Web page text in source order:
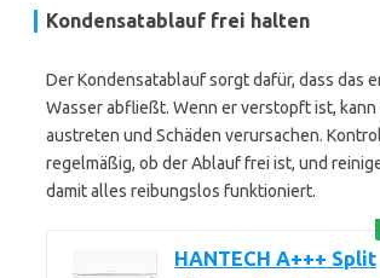
Kondensatablauf frei halten
Der Kondensatablauf sorgt dafür, dass das
Wasser abfließt. Wenn er verstopft ist, kann
austreten und Schäden verursachen.
regelmäßig, ob der Ablauf frei ist, und
damit alles reibungslos funktioniert.
HANTECH A+++ Split